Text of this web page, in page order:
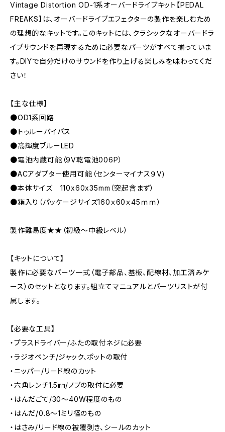
Vintage Distortion OD-1系オーバードライブキット【PEDAL
FREAKS】は、オーバードライブエフェクターの製作を楽しむため
の理想的なキットです。このキットには、クラシックなオーバードラ
イブサウンドを再現するために必要なパーツがすべて揃っていま
す。DIYで自分だけのサウンドを作り上げる楽しみを味わってくだ
さい！
【主な仕様】
●OD1系回路
●トゥルーバイパス
●高輝度ブルーLED
●電池内蔵可能（9V乾電池006P）
●ACアダプター使用可能（センターマイナス９V)
●本体サイズ 110x60x35mm（突起含まず）
●箱入り（パッケージサイズ160ｘ60ｘ45ｍｍ）
製作難易度★★（初級～中級レベル）
【キットについて】
製作に必要なパーツ一式（電子部品、基板、配線材、加工済みケ
ース）のセットとなります。組立てマニュアルとパーツリストが付
属します。
【必要な工具】
・プラスドライバー/ふたの取付ネジに必要
・ラジオペンチ/ジャック、ポットの取付
・ニッパー/リード線のカット
・六角レンチ1.5㎜/ノブの取付に必要
・はんだごて/30～40W程度のもの
・はんだ/0.8～1ミリ径のもの
・はさみ/リード線の被覆剥き、シールのカット